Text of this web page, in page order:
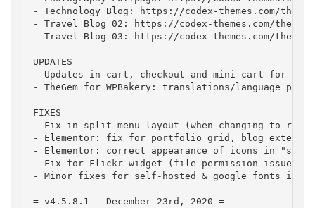
- Technology Blog: https://codex-themes.com/
- Travel Blog 02: https://codex-themes.com/
- Travel Blog 03: https://codex-themes.com/
UPDATES
- Updates in cart, checkout and mini-cart for
- TheGem for WPBakery: translations/language
FIXES
- Fix in split menu layout (when changing to
- Elementor: fix for portfolio grid, blog
- Elementor: correct appearance of icons in
- Fix for Flickr widget (file permission issues)
- Minor fixes for self-hosted & google fonts in
= v4.5.8.1 - December 23rd, 2020 =